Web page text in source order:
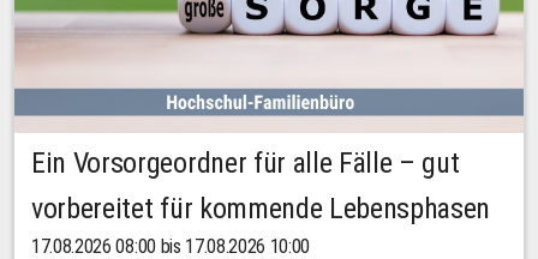
Ein Vorsorgeordner für alle Fälle – gut
vorbereitet für kommende Lebensphasen
17.08.2026 08:00 bis 17.08.2026 10:00